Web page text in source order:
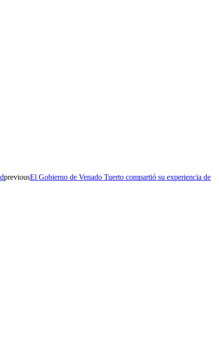
previousEl Gobierno de Venado Tuerto compartió su experiencia de